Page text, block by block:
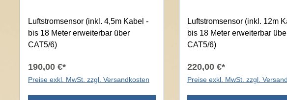
Luftstromsensor (inkl. 4,5m Kabel -
bis 18 Meter erweiterbar über
CAT5/6)
190,00 €*
Preise exkl. MwSt. zzgl. Versandkosten
Luftstromsensor (inkl. 12m
bis 18 Meter erweiterbar
CAT5/6)
220,00 €*
Preise exkl. MwSt. zzgl.